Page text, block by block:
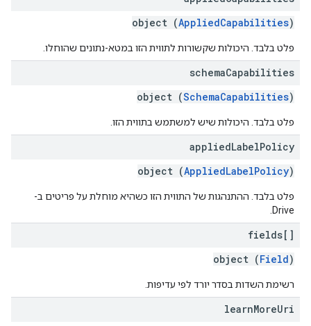
object (AppliedCapabilities)
פלט בלבד. היכולות שקשורות לתווית הזו במטא-נתונים שהוחלו.
schemaCapabilities
object (SchemaCapabilities)
פלט בלבד. היכולות שיש למשתמש בתווית הזו.
appliedLabelPolicy
object (AppliedLabelPolicy)
פלט בלבד. ההתנהגות של התווית הזו כשהיא מוחלת על פריטים ב-
Drive.
fields[]
object (Field)
רשימת השדות בסדר יורד לפי עדיפות.
learnMoreUri